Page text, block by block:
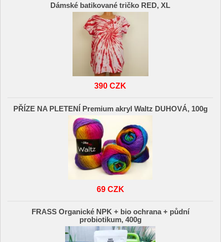
Dámské batikované tričko RED, XL
390 CZK
PŘÍZE NA PLETENÍ Premium akryl Waltz DUHOVÁ, 100g
69 CZK
FRASS Organické NPK + bio ochrana + půdní
probiotikum, 400g